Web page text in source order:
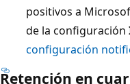
positivos a
de la configuración
configuración
Retención en